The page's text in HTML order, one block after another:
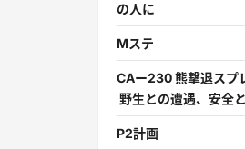
の人に
Mステ
CAー230 熊撃退スプ
野生との遭遇、安全
P2計画